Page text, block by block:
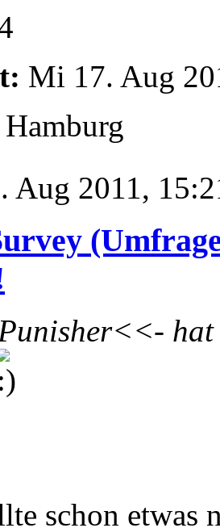
Mi 17. Aug
Hamburg
2011,
hat
schon